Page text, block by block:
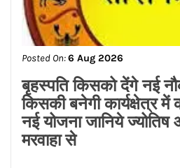
Posted On:6 Aug 2026
कर्मचारियों की ओर से
की गई दायर